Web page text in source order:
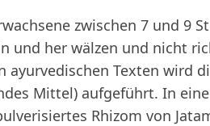
zwischen 7 und 9
und her wälzen und nicht
ayurvedischen Texten wird
Mittel) aufgeführt. In
Rhizom von